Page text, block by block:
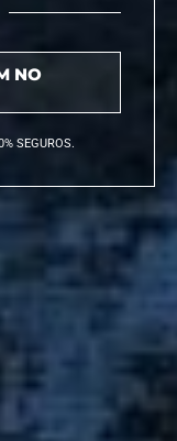
NO
SEGUROS.